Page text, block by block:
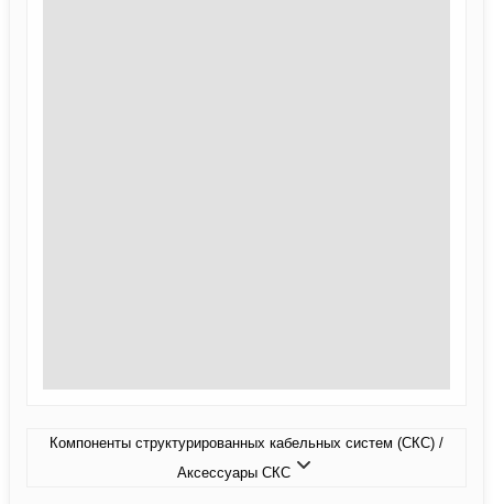
Компоненты структурированных кабельных систем (СКС) /
Аксессуары СКС